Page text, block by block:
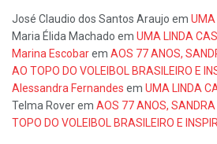
José Claudio dos Santos Araujo em UMA
Maria Élida Machado em UMA LINDA
Marina Escobarem AOS 77 ANOS,
AO TOPO DO VOLEIBOL BRASILEIRO E
Alessandra Fernandes em UMA LINDA
Telma Roverem AOS 77 ANOS,
TOPO DO VOLEIBOL BRASILEIRO E